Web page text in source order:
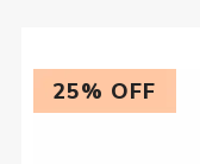
25% OFF